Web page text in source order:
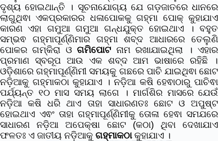
ଦୃଶ୍ୟ ହୋଇଥାନ୍ତି । ସୂଚନାଯୋଗ୍ୟ ଯେ ଗଡ଼ଜାତରେ ଧାନରେ
ଲାଗୁଥିଵା ଏକପ୍ରକାରର ଧଳାପୋକକୁ ଗହ‌୍‌ମା ପୋକ୍ କୁହାଯାଏ
କାରଣ ଏହା ଗମୁଆ ଗମୁଆ ଗନ୍ଧଯୁକ୍ତ ହୋଇଥାଏ । ବହୁତ
ସମ୍ଭଵ ଗହ୍ମାପୂର୍ଣ୍ଣିମାର ଗହ୍ମା ଶବ୍ଦ ଆଧାରରେ ତେଲୁଣି
ପୋକର ଗମ୍‌କିରା ଓଗମିପୋଟ ନାମ ରଖାଯାଇଥିଲା । ଏହାର
ପ୍ରମାଣ ସ୍ବରୂପ ଆଉ ଏକ ଶବ୍ଦ ଆମ ଭାଷାରେ ରହିଛି ।
ଓଡ଼ିଶାରେ ଗହ୍ମାପୂର୍ଣ୍ଣିମୀ ସମୟକୁ ଗଛରେ ପାଚି ଯାଇଥିଵା ଛୋଟ
ନଡି଼ଆକୁ ଗହ୍ମାକଠା କୁହାଯାଏ । ନଡ଼ିଆ କଷି ହେଵାଠାରୁ ପାଚିଵା
ପର୍ଯ୍ୟନ୍ତ ୧୦ ମାସ ସମୟ ଲାଗେ । ମାର୍ଗଶିର ମାସରେ ଯେଉଁ
ନଡି଼ଆ କଷି ଧରି ଥାଏ ତାହା ସାଧାରଣତଃ ଛୋଟ ଓ ଅପୁଷ୍ଟ
ହୋଇଥାଏ ଏଵଂ ତାହା ଗହ୍ମାପୂର୍ଣ୍ଣିମୀକୁ ତୋଳା ହେଵା ସମଯରେ
ସାଧାରଣ ନଡ଼ିଆ ଅପେକ୍ଷା ଛୋଟ (କଠା) ଥିବା ଦେଖାଯାଏ
ଫଳତଃ ଏ ଜାତୀୟ ନଡି଼ଆକୁ ଗହ୍ମାକଠାକୁହାଯାଏ ।